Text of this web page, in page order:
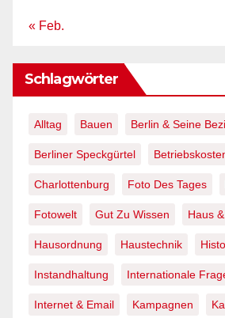
« Feb.
Schlagwörter
Alltag Bauen Berlin & Seine
Berliner Speckgürtel
Charlottenburg Foto Des Tages
Fotowelt Gut Zu Wissen Haus
Hausordnung Haustechnik
Instandhaltung Internationale
Internet & Email Kampagnen